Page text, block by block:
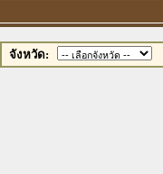
จังหวัด: